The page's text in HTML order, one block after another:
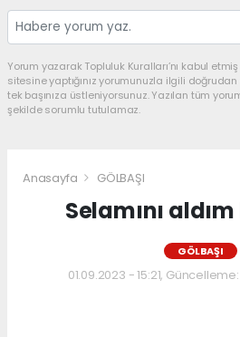
Yorum yazarak Topluluk Kuralları’nı kabul
sitesine yaptığınız yorumunuzla ilgili
tek başınıza üstleniyorsunuz. Yazılan tüm
şekilde sorumlu tutulamaz.
Anasayfa GÖLBAŞI
Selamını
GÖLBAŞI
01.09.2023 - 15:21,